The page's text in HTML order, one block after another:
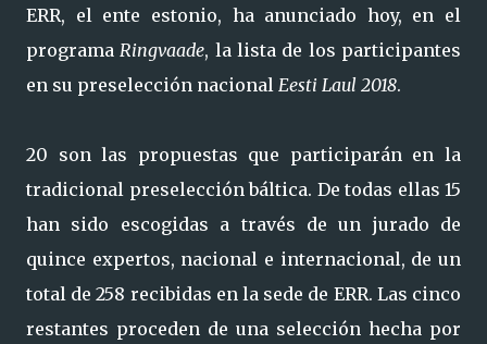
ERR, el ente estonio, ha anunciado hoy, en el
programaRingvaade, la lista de los participantes
en su preselección nacional Eesti Laul 2018.
20 son las propuestas que participarán en la
tradicional preselección báltica. De todas ellas 15
han sido escogidas a través de un jurado de
quince expertos, nacional e internacional, de un
total de 258 recibidas en la sede de ERR. Las cinco
restantes proceden de una selección hecha por